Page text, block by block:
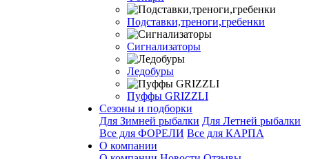
Подставки,треноги,гребенки
Сигнализаторы
Ледобуры
Пуффы GRIZZLI
Сезоны и подборки
Для Зимней рыбалки Для Летней рыбалки
Все для ФОРЕЛИ Все для КАРПА
О компании